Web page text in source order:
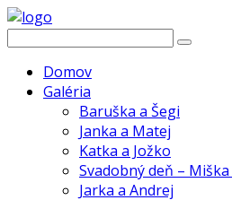
Domov
Galéria
Baruška a Šegi
Janka a Matej
Katka a Jožko
Svadobný deň – Miška
Jarka a Andrej